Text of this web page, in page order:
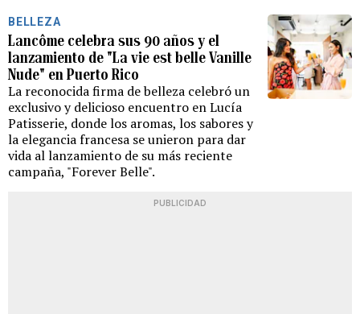
BELLEZA
Lancôme celebra sus 90 años y el
lanzamiento de "La vie est belle Vanille
Nude" en Puerto Rico
La reconocida firma de belleza celebró un
exclusivo y delicioso encuentro en Lucía
Patisserie, donde los aromas, los sabores y
la elegancia francesa se unieron para dar
vida al lanzamiento de su más reciente
campaña, "Forever Belle".
PUBLICIDAD